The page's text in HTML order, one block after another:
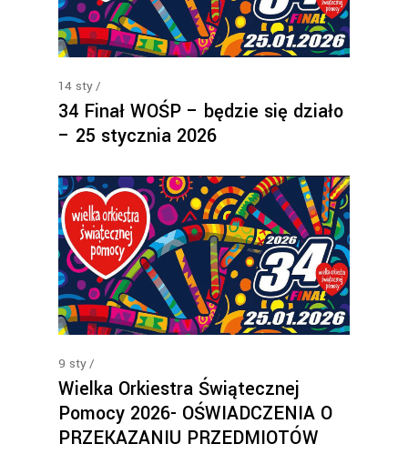
14 sty
34 Finał WOŚP – będzie się działo
– 25 stycznia 2026
9 sty
Wielka Orkiestra Świątecznej
Pomocy 2026- OŚWIADCZENIA O
PRZEKAZANIU PRZEDMIOTÓW